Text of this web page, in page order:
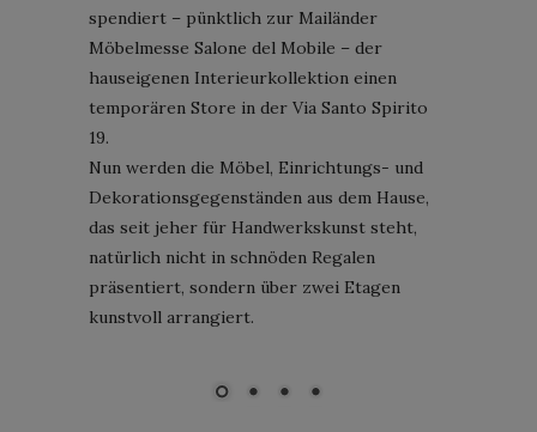
spendiert – pünktlich zur Mailänder
Möbelmesse Salone del Mobile – der
hauseigenen Interieurkollektion einen
temporären Store in der Via Santo Spirito
19.
Nun werden die Möbel, Einrichtungs- und
Dekorationsgegenständen aus dem Hause,
das seit jeher für Handwerkskunst steht,
natürlich nicht in schnöden Regalen
präsentiert, sondern über zwei Etagen
kunstvoll arrangiert.
"Gucci Décor"-Store, Via Santo Spirito 19, Mailand; Bild: Courtesy